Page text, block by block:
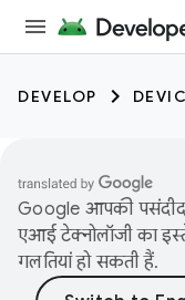
DEVELOP
Google आपकी
एआई टेक्नोलॉजी का
गलतियां हो सकती हैं.